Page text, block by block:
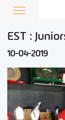
EST :
10-04-2019